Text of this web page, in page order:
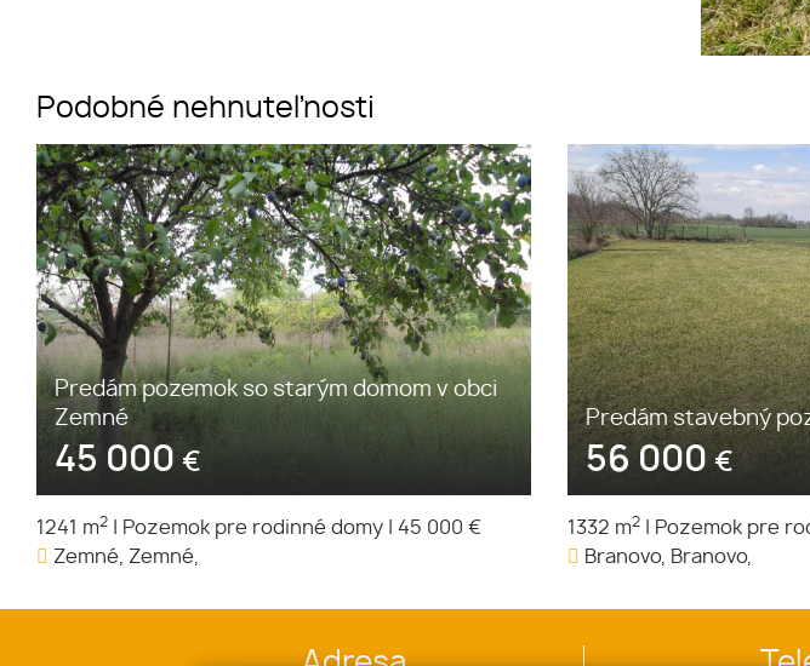
Podobné nehnuteľnosti
Predám pozemok so starým domom v obci
Zemné
45 000 €
1241 m2 Pozemok pre rodinné domy
45 000 €
Zemné, Zemné,
Predám stavebný
56 000€
1332 m2 Pozemok pre
Branovo, Branovo,